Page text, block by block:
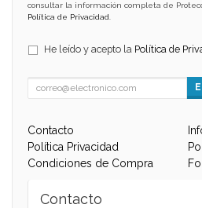
consultar la información completa de
Política de Privacidad
He leído y acepto la Política de
Contacto
Política Privacidad
Condiciones de Compra
Contacto